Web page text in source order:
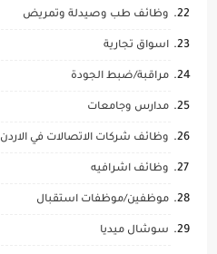
وظائف طب وصيدلة وتمريض
اسواق تجارية
مراقبة/ضبط الجودة
مدارس وجامعات
وظائف شركات الاتصالات في الاردن
وظائف اشرافيه
موظفين/موظفات استقبال
سوشال ميديا